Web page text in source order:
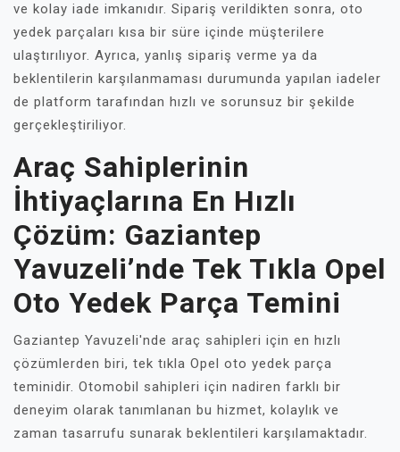
ve kolay iade imkanıdır. Sipariş verildikten sonra, oto
yedek parçaları kısa bir süre içinde müşterilere
ulaştırılıyor. Ayrıca, yanlış sipariş verme ya da
beklentilerin karşılanmaması durumunda yapılan iadeler
de platform tarafından hızlı ve sorunsuz bir şekilde
gerçekleştiriliyor.
Araç Sahiplerinin
İhtiyaçlarına En Hızlı
Çözüm: Gaziantep
Yavuzeli’nde Tek Tıkla Opel
Oto Yedek Parça Temini
Gaziantep Yavuzeli'nde araç sahipleri için en hızlı
çözümlerden biri, tek tıkla Opel oto yedek parça
teminidir. Otomobil sahipleri için nadiren farklı bir
deneyim olarak tanımlanan bu hizmet, kolaylık ve
zaman tasarrufu sunarak beklentileri karşılamaktadır.